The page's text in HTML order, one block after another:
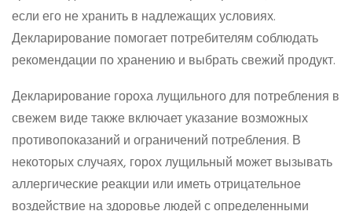
если его не хранить в надлежащих условиях.
Декларирование помогает потребителям соблюдать
рекомендации по хранению и выбрать свежий продукт.
Декларирование гороха лущильного для потребления в
свежем виде также включает указание возможных
противопоказаний и ограничений потребления. В
некоторых случаях, горох лущильный может вызывать
аллергические реакции или иметь отрицательное
воздействие на здоровье людей с определенными